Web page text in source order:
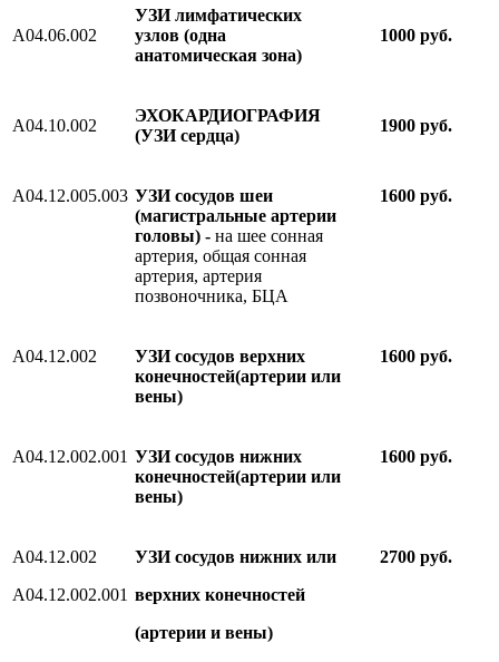
A04.06.002
УЗИ лимфатических
узлов (одна
анатомическая зона)
1000 руб.
А04.10.002
ЭХОКАРДИОГРАФИЯ
(УЗИ сердца)
1900 руб.
А04.12.005.003 УЗИ сосудов шеи
(магистральные артерии
головы) - на шее сонная
артерия, общая сонная
артерия, артерия
позвоночника, БЦА
1600 руб.
А04.12.002
УЗИ сосудов верхних
конечностей(артерии или
вены)
1600 руб.
А04.12.002.001 УЗИ сосудов нижних
конечностей(артерии или
вены)
1600 руб.
А04.12.002
А04.12.002.001
УЗИ сосудов нижних или
верхних конечностей
(артерии и вены)
2700 руб.